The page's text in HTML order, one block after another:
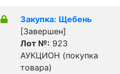
Закупка: Щебень
[Завершен]
Лот №: 923
АУКЦИОН (покупка
товара)